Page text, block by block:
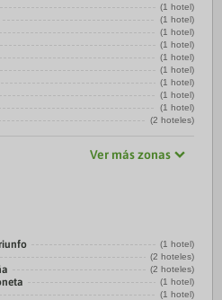
(1 hotel)
(1 hotel)
(1 hotel)
(1 hotel)
(1 hotel)
(1 hotel)
(1 hotel)
(1 hotel)
(1 hotel)
(2 hoteles)
Ver más zonas
(1 hotel)
(2 hoteles)
(2 hoteles)
(1 hotel)
(1 hotel)